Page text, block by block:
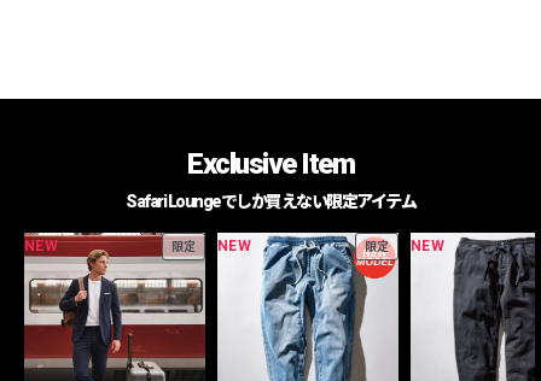
Exclusive Item
Safari Loungeでしか買えない限定アイテム
NEW 限定 NEW 限定 NEW